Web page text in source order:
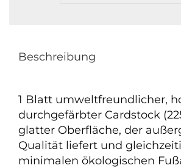
Beschreibung
1 Blatt umweltfreundlicher,
durchgefärbter Cardstock
glatter Oberfläche, der
Qualität liefert und
minimalen ökologischen